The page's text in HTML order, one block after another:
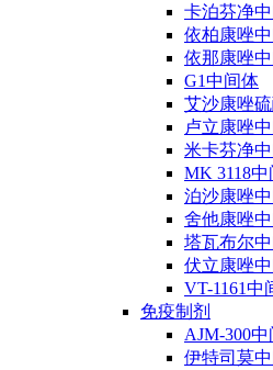
卡泊芬净
依柏康唑
依那康唑
G1中间体
艾沙康唑
卢立康唑
米卡芬净
MK 3118
泊沙康唑
舍他康唑
塔瓦布尔
伏立康唑
VT-1161中
免疫制剂
AJM-300
伊特司莫